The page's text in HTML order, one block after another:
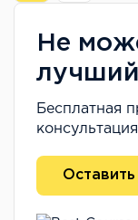
Не
Бесплатная
Оставить